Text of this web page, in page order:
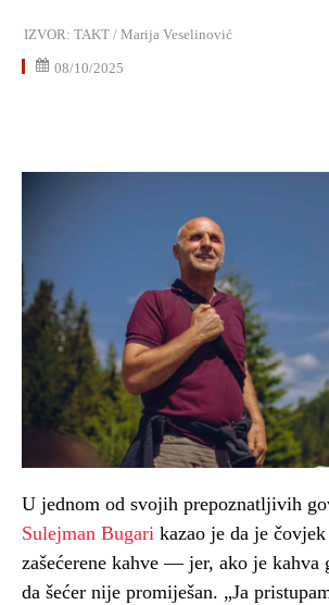
IZVOR: TAKT / Marija Veselinović
08/10/2025
U jednom od svojih prepoznatljivih
Sulejman Bugari kazao je da je
zašećerene kahve — jer, ako je kahva
da šećer nije promiješan. „Ja